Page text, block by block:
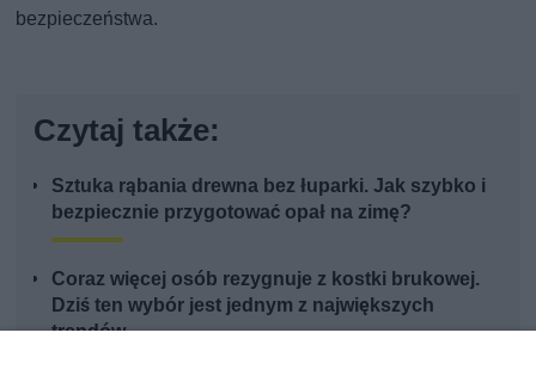
bezpieczeństwa.
Czytaj także:
Sztuka rąbania drewna bez łuparki. Jak szybko i
bezpiecznie przygotować opał na zimę?
Coraz więcej osób rezygnuje z kostki brukowej.
Dziś ten wybór jest jednym z największych
trendów